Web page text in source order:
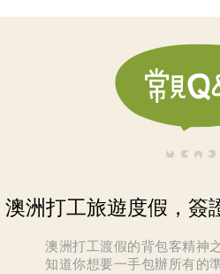
澳洲打工旅遊度假，簽
澳洲打工渡假的背包客精神
知道你想要一手包辦所有的